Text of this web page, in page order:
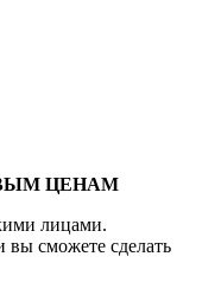
ЦЕНАМ
лицами.
вы сможете сделать